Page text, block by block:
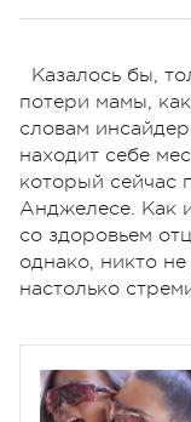
Казалось бы,
потери мамы,
словам
находит себе
который сейчас
Анджелесе. Как
со здоровьем
однако, никто
настолько